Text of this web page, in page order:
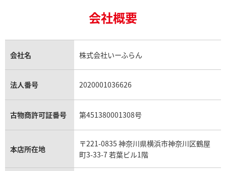
金貨買取
貴金属買取
銀・シルバー買取
パラジウム買取
トパーズ買取
タンザナイト買取
キャッツアイ買取
アクアマリン買取
ロレックス エクスプローラー買取
ロレックス デイトジャスト買取
パテック フィリップノーチラス買取
ヴァシュロン・コンスタンタン買取
オメガ買取
カルティエ買取
フランク ミュラー買取
リシャール・ミル買取
シャネル マトラッセ買取
セリーヌ買取
プラダ買取
ヴァンクリーフ＆アーペル買取
ショーメ買取
ダミアーニ買取
モーブッサン買取
会社概要
会社名 株式会社いーふらん
法人番号 2020001036626
古物商許可証番号 第451380001308号
本店所在地
〒221-0835 神奈川県横浜市神奈川区鶴屋
町3-33-7 若葉ビル1階